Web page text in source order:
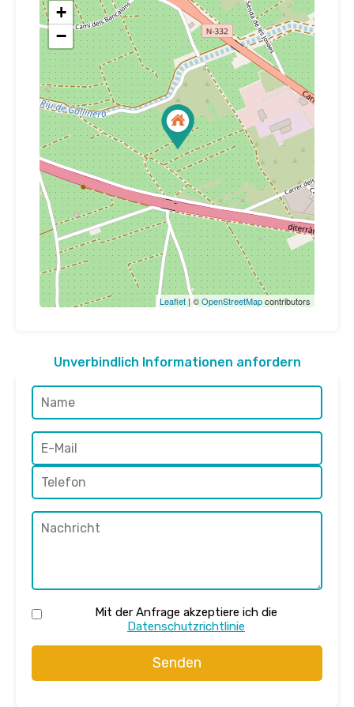
+
−
Leaflet | ©OpenStreetMapcontributors
Unverbindlich Informationen anfordern
Mit der Anfrage akzeptiere ich die
Datenschutzrichtlinie
Senden